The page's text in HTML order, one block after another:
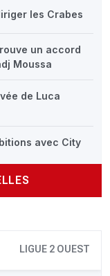
les Crabes
un accord
Moussa
de Luca
avec City
LIGUE 2 OUEST